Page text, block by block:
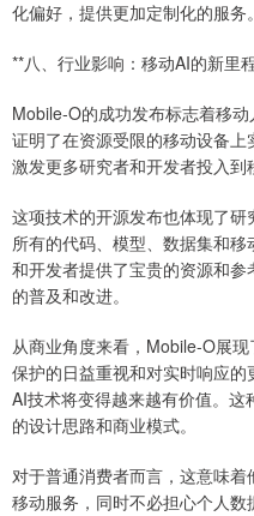
化偏好，提供更加定制化的服务。
**八、行业影响：移动AI的新里
Mobile-O的成功发布标志着移
证明了在资源受限的移动设备
激发更多研究者和开发者投入到
这项技术的开源发布也体现了研
所有的代码、模型、数据集和
和开发者提供了宝贵的资源和
的普及和改进。
从商业角度来看，Mobile-O展
保护的日益重视和对实时响应
AI技术将变得越来越有价值。
的设计思路和商业模式。
对于普通消费者而言，这意味
移动服务，同时不必担心个人